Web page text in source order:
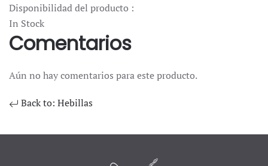
Disponibilidad del producto :
In Stock
Comentarios
Aún no hay comentarios para este producto.
Back to: Hebillas